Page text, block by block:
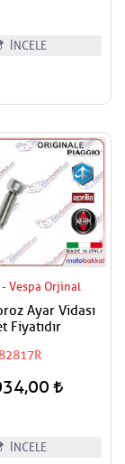
İNCELE
Vespa Orjinal
Ayar Vidası
Fiyatıdır
İNCELE